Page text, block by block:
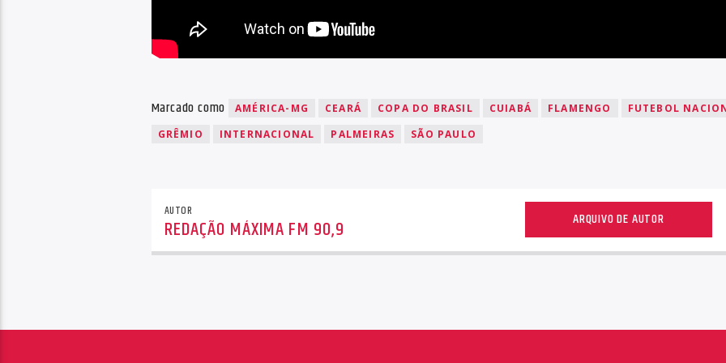
Marcado como AMÉRICA-MG CEARÁ COPA DO BRASIL CUIABÁ FLAMENGO
FUTEBOL
GRÊMIO
INTERNACIONAL PALMEIRAS SÃO PAULO
AUTOR
REDAÇÃO MÁXIMA FM 90,9 ARQUIVO DE AUTOR